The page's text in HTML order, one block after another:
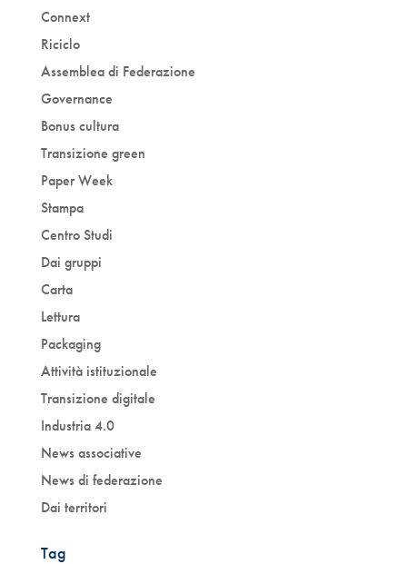
Connext
Riciclo
Assemblea di Federazione
Governance
Bonus cultura
Transizione green
Paper Week
Stampa
Centro Studi
Dai gruppi
Carta
Lettura
Packaging
Attività istituzionale
Transizione digitale
Industria 4.0
News associative
News di federazione
Dai territori
Tag